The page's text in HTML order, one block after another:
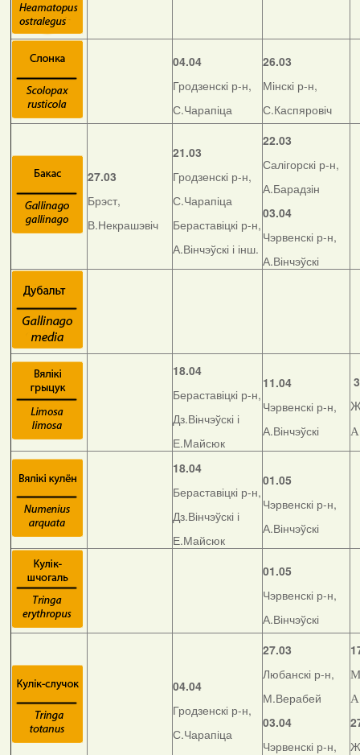
04.04
Гродзенскі р-н,
С.Чарапіца
26.03
Мінскі р-н,
С.Каспяровіч
27.03
Брэст,
В.Некрашэвіч
21.03
Гродзенскі р-н,
С.Чарапіца
Бераставіцкі р-н,
А.Вінчэўскі і інш.
22.03
Салігорскі р-н,
А.Барадзін
03.04
Чэрвенскі р-н,
А.Вінчэўскі
18.04
Бераставіцкі р-н,
Дз.Вінчэўскі і
Е.Майсюк
11.04
Чэрвенскі р-н,
А.Вінчэўскі
18.04
Бераставіцкі р-н,
Дз.Вінчэўскі і
Е.Майсюк
01.05
Чэрвенскі р-н,
А.Вінчэўскі
01.05
Чэрвенскі р-н,
А.Вінчэўскі
04.04
Гродзенскі р-н,
С.Чарапіца
27.03
Любанскі р-н,
М.Верабей
03.04
Чэрвенскі р-н,